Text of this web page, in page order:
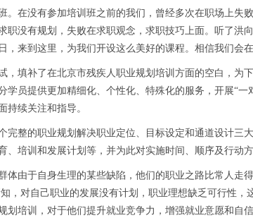
没有参加培训班之前的我们，曾经多次在职场上失
没有规划，失败在求职观念，求职技巧上面。听了洪
来到这里，为我们开设这么美好的课程。相信我们会
补了在北京市残疾人职业规划培训方面的空白，为
员提供更加精细化、个性化、特殊化的服务，开展“一
续关注和指导。
的职业规划解决职业定位、目标设定和通道设计三
培训和发展计划等，并为此对实施时间、顺序及行动方
于自身生理的某些缺陷，他们的职业之路比常人走得
对自己职业的发展没有计划，职业理想缺乏可行性，
培训，对于他们提升就业竞争力，增强就业意愿和自